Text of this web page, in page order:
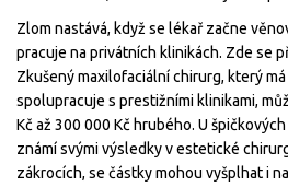
Zlom nastává, když se lékař začne
pracuje na privátních klinikách. Zde se
Zkušený maxilofaciální chirurg, který
spolupracuje s prestižními klinikami,
Kč až 300 000 Kč hrubého. U
známí svými výsledky v estetické
zákrocích, se částky mohou vyšplhat i